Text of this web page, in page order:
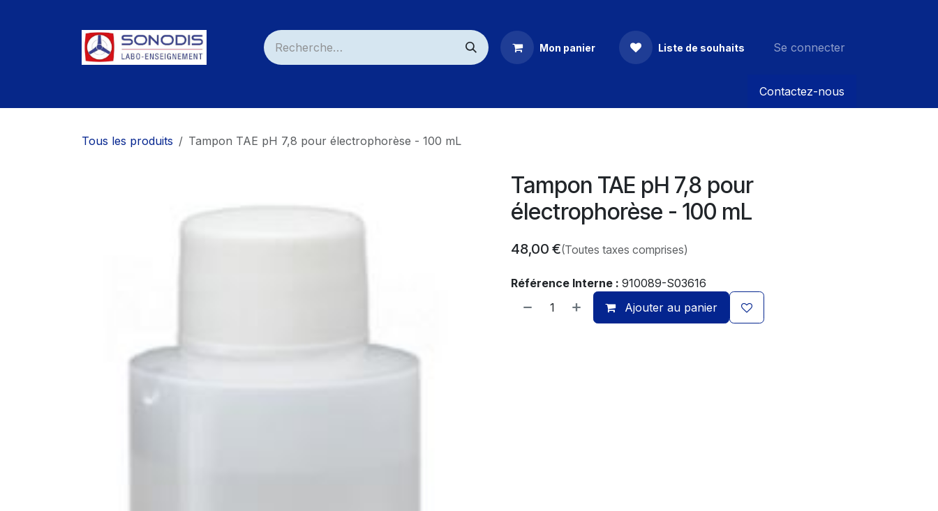
Mon panier Liste de souhaits Se connecter
Contactez-nous
Tous les produits Tampon TAE pH 7,8 pour électrophorèse - 100 mL
Tampon TAE pH 7,8 pour
électrophorèse - 100 mL
48,00 €(Toutes taxes comprises)
Référence Interne : 910089-S03616
Ajouter au panier